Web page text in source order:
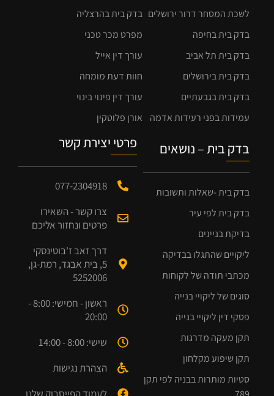
לשכת המסחר דרור ירושלים
בדק בית בחיפה
בדק בית תל אביב
בדק בית בירושלים
בדק בית בגבעתיים
עמידות בפני רעידות אדמה
בדק בית בהרצליה
מפרט מכר טכני
עורך דין אייל
חוות דעת מומחה
עורך דין פינוי בינוי
אורן פלוטקין
בדק בית – נושאים
בדק בית -שאלות ותשובות
בדק בית לפי עיר
בדיקת בניינים
ליקויים שהתגלו בבדיקה
מכתבי תודה של לקוחות
סוגים של ליקויי בנייה
פסקי דין ליקויי בנייה
תקן מעקה מדרגות
תקן שיפוע מקלחון
סטיות מותרות בבניה לפי תקן
פרטי יצירת קשר
077-2304918
צרו קשר - השאירו
פרטים ונחזור אליכם
דרך זאב ז'בוטינסקי
5, בית אבגד, רמת-גן,
5252006
ראשון - חמישי: 8:00 -
20:00
שישי: 8:00 - 14:00
הצהרת נגישות